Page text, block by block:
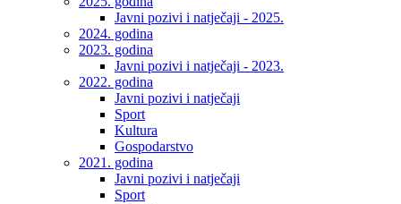
Javni pozivi i natječaji - 2025.
2024. godina
2023. godina
Javni pozivi i natječaji - 2023.
2022. godina
Javni pozivi i natječaji
Sport
Kultura
Gospodarstvo
2021. godina
Javni pozivi i natječaji
Sport